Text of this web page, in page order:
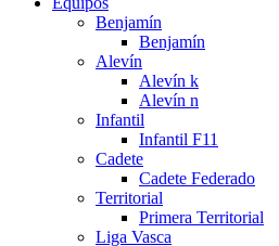
Benjamín
Benjamín
Alevín
Alevín k
Alevín n
Infantil
Infantil F11
Cadete
Cadete Federado
Territorial
Primera Territorial
Liga Vasca